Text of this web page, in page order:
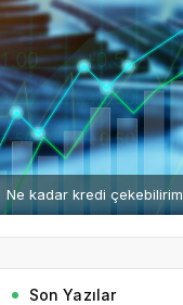
Ne kadar kredi çekebilirim
Son Yazılar